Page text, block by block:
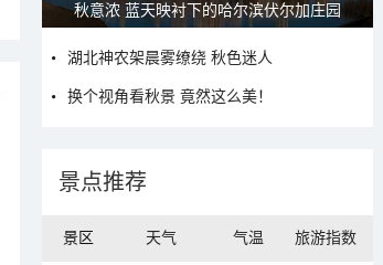
秋意浓 蓝天映衬下的哈尔滨伏尔加庄园
湖北神农架晨雾缭绕 秋色迷人
换个视角看秋景 竟然这么美！
景点推荐
景区 天气 气温 旅游指数